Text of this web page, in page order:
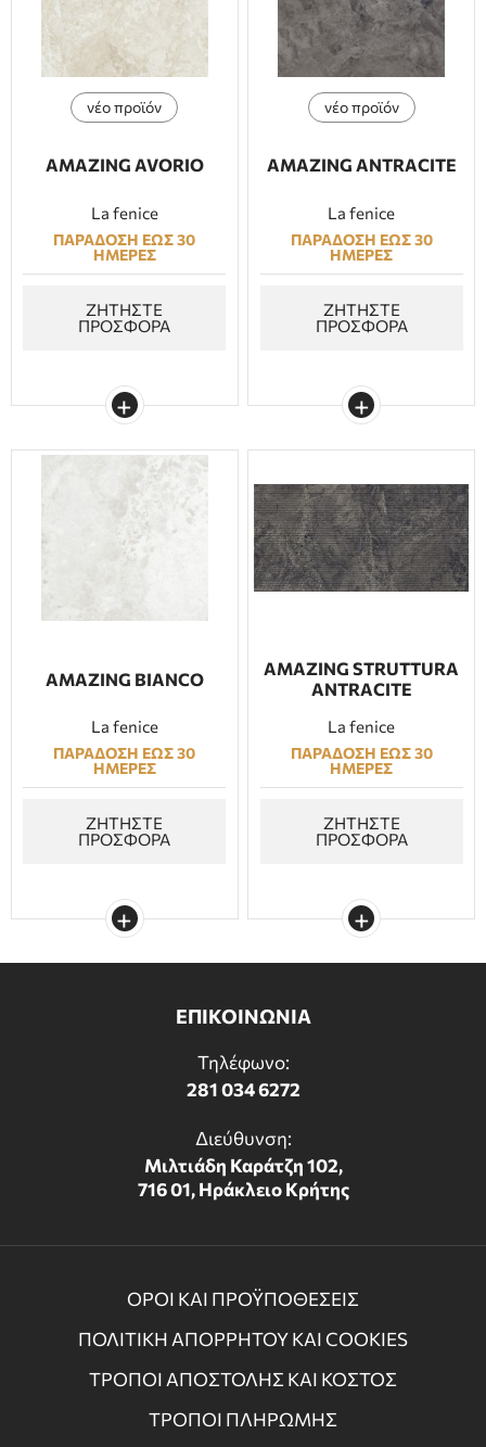
νέο προϊόν
AMAZING AVORIO
La fenice
ΠΑΡΑΔΟΣΗ ΕΩΣ 30
ΗΜΕΡΕΣ
ΖΗΤΗΣΤΕ
ΠΡΟΣΦΟΡΑ
νέο προϊόν
AMAZING ANTRACITE
La fenice
ΠΑΡΑΔΟΣΗ ΕΩΣ 30
ΗΜΕΡΕΣ
ΖΗΤΗΣΤΕ
ΠΡΟΣΦΟΡΑ
AMAZING BIANCO
La fenice
ΠΑΡΑΔΟΣΗ ΕΩΣ 30
ΗΜΕΡΕΣ
ΖΗΤΗΣΤΕ
ΠΡΟΣΦΟΡΑ
AMAZING STRUTTURA
ANTRACITE
La fenice
ΠΑΡΑΔΟΣΗ ΕΩΣ 30
ΗΜΕΡΕΣ
ΖΗΤΗΣΤΕ
ΠΡΟΣΦΟΡΑ
ΕΠΙΚΟΙΝΩΝΙΑ
Τηλέφωνο:
281 034 6272
Διεύθυνση:
Μιλτιάδη Καράτζη 102,
716 01, Ηράκλειο Κρήτης
ΟΡΟΙ ΚΑΙ ΠΡΟΫΠΟΘΕΣΕΙΣ
ΠΟΛΙΤΙΚΗ ΑΠΟΡΡΗΤΟΥ ΚΑΙ COOKIES
ΤΡΟΠΟΙ ΑΠΟΣΤΟΛΗΣ ΚΑΙ ΚΟΣΤΟΣ
ΤΡΟΠΟΙ ΠΛΗΡΩΜΗΣ